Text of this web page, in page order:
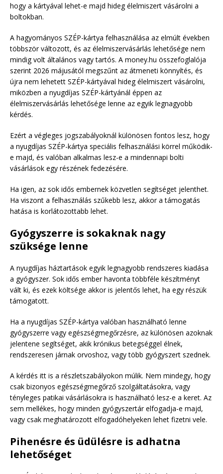
hogy a kártyával lehet-e majd hideg élelmiszert vásárolni a
boltokban.
A hagyományos SZÉP-kártya felhasználása az elmúlt években
többször változott, és az élelmiszervásárlás lehetősége nem
mindig volt általános vagy tartós. A money.hu összefoglalója
szerint 2026 májusától megszűnt az átmeneti könnyítés, és
újra nem lehetett SZÉP-kártyával hideg élelmiszert vásárolni,
miközben a nyugdíjas SZÉP-kártyánál éppen az
élelmiszervásárlás lehetősége lenne az egyik legnagyobb
kérdés.
Ezért a végleges jogszabályoknál különösen fontos lesz, hogy
a nyugdíjas SZÉP-kártya speciális felhasználási körrel működik-
e majd, és valóban alkalmas lesz-e a mindennapi bolti
vásárlások egy részének fedezésére.
Ha igen, az sok idős embernek közvetlen segítséget jelenthet.
Ha viszont a felhasználás szűkebb lesz, akkor a támogatás
hatása is korlátozottabb lehet.
Gyógyszerre is sokaknak nagy
szüksége lenne
A nyugdíjas háztartások egyik legnagyobb rendszeres kiadása
a gyógyszer. Sok idős ember havonta többféle készítményt
vált ki, és ezek költsége akkor is jelentős lehet, ha egy részük
támogatott.
Ha a nyugdíjas SZÉP-kártya valóban használható lenne
gyógyszerre vagy egészségmegőrzésre, az különösen azoknak
jelentene segítséget, akik krónikus betegséggel élnek,
rendszeresen járnak orvoshoz, vagy több gyógyszert szednek.
A kérdés itt is a részletszabályokon múlik. Nem mindegy, hogy
csak bizonyos egészségmegőrző szolgáltatásokra, vagy
tényleges patikai vásárlásokra is használható lesz-e a keret. Az
sem mellékes, hogy minden gyógyszertár elfogadja-e majd,
vagy csak meghatározott elfogadóhelyeken lehet fizetni vele.
Pihenésre és üdülésre is adhatna
lehetőséget